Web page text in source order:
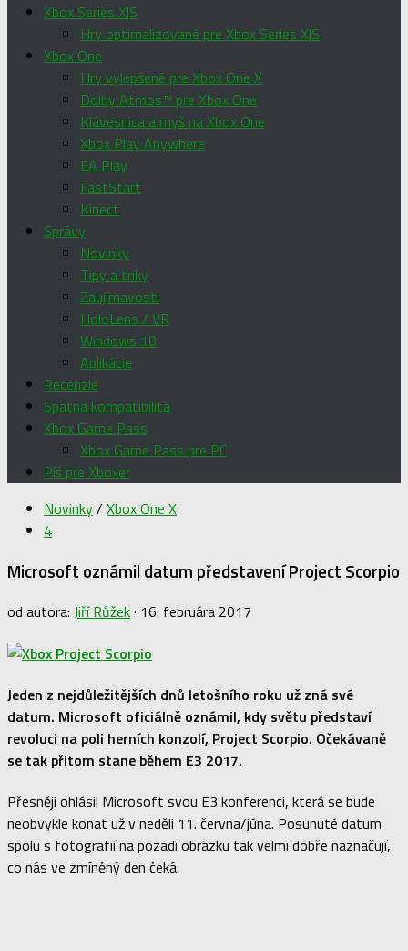
Xbox Series X|S
Hry optimalizované pre Xbox Series X|S
Xbox One
Hry vylepšené pre Xbox One X
Dolby Atmos™ pre Xbox One
Klávesnica a myš na Xbox One
Xbox Play Anywhere
EA Play
FastStart
Kinect
Správy
Novinky
Tipy a triky
Zaujímavosti
HoloLens / VR
Windows 10
Aplikácie
Recenzie
Spätná kompatibilita
Xbox Game Pass
Xbox Game Pass pre PC
Píš pre Xboxer
Novinky/ Xbox One X
4
Microsoft oznámil datum představení Project Scorpio
od autora: Jiří Růžek· 16. februára 2017
Jeden z nejdůležitějších dnů letošního roku už zná své
datum. Microsoft oficiálně oznámil, kdy světu představí
revoluci na poli herních konzolí, Project Scorpio. Očekávaně
se tak přitom stane během E3 2017.
Přesněji ohlásil Microsoft svou E3 konferenci, která se bude
neobvykle konat už v neděli 11. června/júna. Posunuté datum
spolu s fotografií na pozadí obrázku tak velmi dobře naznačují,
co nás ve zmíněný den čeká.